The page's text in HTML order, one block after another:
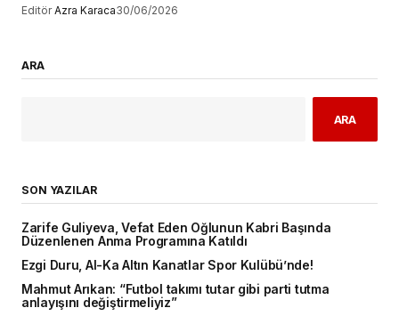
Editör Azra Karaca30/06/2026
ARA
ARA
SON YAZILAR
Zarife Guliyeva, Vefat Eden Oğlunun Kabri Başında
Düzenlenen Anma Programına Katıldı
Ezgi Duru, Al-Ka Altın Kanatlar Spor Kulübü’nde!
Mahmut Arıkan: “Futbol takımı tutar gibi parti tutma
anlayışını değiştirmeliyiz”